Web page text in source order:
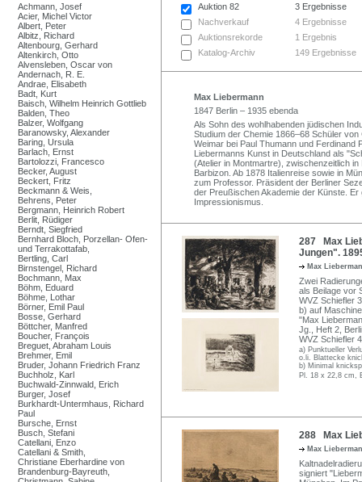
Achmann, Josef
Acier, Michel Victor
Albert, Peter
Albitz, Richard
Altenbourg, Gerhard
Altenkirch, Otto
Alvensleben, Oscar von
Andernach, R. E.
Andrae, Elisabeth
Badt, Kurt
Baisch, Wilhelm Heinrich Gottlieb
Balden, Theo
Balzer, Wolfgang
Baranowsky, Alexander
Baring, Ursula
Barlach, Ernst
Bartolozzi, Francesco
Becker, August
Beckert, Fritz
Beckmann & Weis,
Behrens, Peter
Bergmann, Heinrich Robert
Berlit, Rüdiger
Berndt, Siegfried
Bernhard Bloch, Porzellan- Ofen-
und Terrakottafab,
Bertling, Carl
Birnstengel, Richard
Bochmann, Max
Böhm, Eduard
Böhme, Lothar
Börner, Emil Paul
Bosse, Gerhard
Böttcher, Manfred
Boucher, François
Breguet, Abraham Louis
Brehmer, Emil
Bruder, Johann Friedrich Franz
Buchholz, Karl
Buchwald-Zinnwald, Erich
Burger, Josef
Burkhardt-Untermhaus, Richard
Paul
Bursche, Ernst
Busch, Stefani
Catellani, Enzo
Catellani & Smith,
Christiane Eberhardine von
Brandenburg-Bayreuth,
Auktion 82
3 Ergebnisse
Nachverkauf
4 Ergebnisse
Auktionsrekorde
1 Ergebnis
Katalog-Archiv
149 Ergebnisse
Max Liebermann
1847 Berlin – 1935 ebenda
Als Sohn des wohlhabenden jüdischen
Studium der Chemie 1866–68 Schüler
Weimar bei Paul Thumann und Ferdinand
Liebermanns Kunst in Deutschland als
(Atelier in Montmartre), zwischenzeitlich
Barbizon. Ab 1878 Italienreise sowie in
zum Professor. Präsident der Berliner
der Preußischen Akademie der Künste.
Impressionismus.
287 Max
Jungen".
Max
Zwei
als Beilage vor
WVZ Schiefler
b) auf
"Max
Jg., Heft 2,
WVZ Schiefler
a) Punktueller
o.li. Blattecke
b) Minimal
Pl. 18 x 22,8 cm,
288 Max
Max
signiert